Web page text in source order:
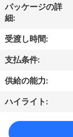
つ
い
て
工
場
旅
パッケージの詳
細:
受渡し時間:
支払条件:
供給の能力:
ハイライト: